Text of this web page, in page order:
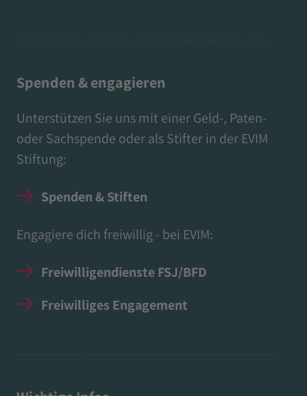
Spenden & engagieren
Unterstützen Sie uns mit einer Geld-, Paten-
oder Sachspende oder als Stifter in der EVIM
Stiftung:
Spenden & Stiften
Engagiere dich freiwillig - bei EVIM:
Freiwilligendienste FSJ/BFD
Freiwilliges Engagement